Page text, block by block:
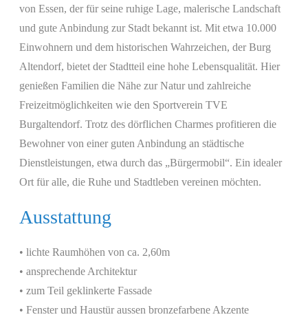
von Essen, der für seine ruhige Lage, malerische Landschaft
und gute Anbindung zur Stadt bekannt ist. Mit etwa 10.000
Einwohnern und dem historischen Wahrzeichen, der Burg
Altendorf, bietet der Stadtteil eine hohe Lebensqualität. Hier
genießen Familien die Nähe zur Natur und zahlreiche
Freizeitmöglichkeiten wie den Sportverein TVE
Burgaltendorf. Trotz des dörflichen Charmes profitieren die
Bewohner von einer guten Anbindung an städtische
Dienstleistungen, etwa durch das „Bürgermobil“. Ein idealer
Ort für alle, die Ruhe und Stadtleben vereinen möchten.
Ausstattung
• lichte Raumhöhen von ca. 2,60m
• ansprechende Architektur
• zum Teil geklinkerte Fassade
• Fenster und Haustür aussen bronzefarbene Akzente